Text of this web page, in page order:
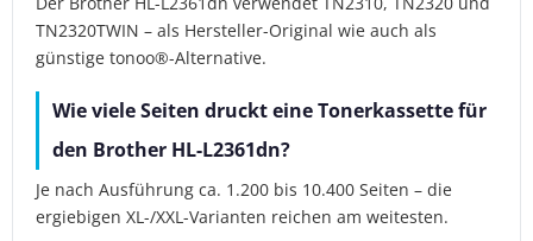
TN2320TWIN – als Hersteller-Original wie auch als
günstige tonoo®-Alternative.
Wie viele Seiten druckt eine Tonerkassette für
den Brother HL-L2361dn?
Je nach Ausführung ca. 1.200 bis 10.400 Seiten – die
ergiebigen XL-/XXL-Varianten reichen am weitesten.